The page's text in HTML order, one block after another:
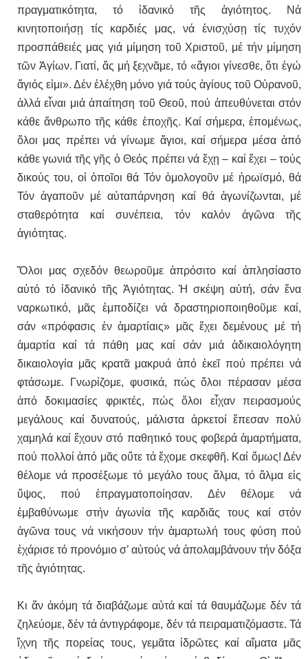
πραγματικότητα, τό ἰδανικό τῆς ἁγιότητος. Νά
κινητοποιήσῃ τίς καρδιές μας, νά ἐνισχύσῃ τίς τυχόν
προσπάθειές μας γιά μίμηση τοῦ Χριστοῦ, μέ τήν μίμηση
τῶν Ἁγίων. Γιατί, ἄς μή ξεχνᾶμε, τό «ἅγιοι γίνεσθε, ὅτι ἐγώ
ἅγιός εἰμι». Δέν ἐλέχθη μόνο γιά τούς ἁγίους τοῦ Οὐρανοῦ,
ἀλλά εἶναι μιά ἀπαίτηση τοῦ Θεοῦ, πού ἀπευθύνεται στόν
κάθε ἄνθρωπο τῆς κάθε ἐποχῆς. Καί σήμερα, ἑπομένως,
ὅλοι μας πρέπει νά γίνωμε ἅγιοι, καί σήμερα μέσα ἀπό
κάθε γωνιά τῆς γῆς ὁ Θεός πρέπει νά ἔχῃ – καί ἔχει – τούς
δικούς του, οἱ ὁποῖοι θά Τόν ὁμολογοῦν μέ ἡρωϊσμό, θά
Τόν ἀγαποῦν μέ αὐταπάρνηση καί θά ἀγωνίζωνται, μέ
σταθερότητα καί συνέπεια, τόν καλόν ἀγῶνα τῆς
ἁγιότητας.
Ὅλοι μας σχεδόν θεωροῦμε ἀπρόσιτο καί ἀπλησίαστο
αὐτό τό ἰδανικό τῆς Ἁγιότητας. Ἡ σκέψη αὐτή, σάν ἕνα
ναρκωτικό, μᾶς ἐμποδίζει νά δραστηριοποιηθοῦμε καί,
σάν «πρόφασις ἐν ἁμαρτίαις» μᾶς ἔχει δεμένους μέ τή
ἁμαρτία καί τά πάθη μας καί σάν μιά ἀδικαιολόγητη
δικαιολογία μᾶς κρατᾶ μακρυά ἀπό ἐκεῖ πού πρέπει νά
φτάσωμε. Γνωρίζομε, φυσικά, πώς ὅλοι πέρασαν μέσα
ἀπό δοκιμασίες φρικτές, πώς ὅλοι εἶχαν πειρασμούς
μεγάλους καί δυνατούς, μάλιστα ἀρκετοί ἔπεσαν πολύ
χαμηλά καί ἔχουν στό παθητικό τους φοβερά ἁμαρτήματα,
πού πολλοί ἀπό μᾶς οὔτε τά ἔχομε σκεφθῆ. Καί ὅμως! Δέν
θέλομε νά προσέξωμε τό μεγάλο τους ἅλμα, τό ἅλμα εἰς
ὕψος, πού ἐπραγματοποίησαν. Δέν θέλομε νά
ἐμβαθύνωμε στήν ἀγωνία τῆς καρδιᾶς τους καί στόν
ἀγῶνα τους νά νικήσουν τήν ἁμαρτωλή τους φύση πού
ἐχάρισε τό προνόμιο σ’ αὐτούς νά ἀπολαμβάνουν τήν δόξα
τῆς ἁγιότητας.
Κι ἄν ἀκόμη τά διαβάζωμε αὐτά καί τά θαυμάζωμε δέν τά
ζηλεύομε, δέν τά ἀντιγράφομε, δέν τά πειραματιζόμαστε. Τά
ἴχνη τῆς πορείας τους, γεμᾶτα ἱδρῶτες καί αἵματα μᾶς